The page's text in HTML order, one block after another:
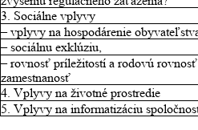
3. Sociálne vplyvy
– vplyvy na hospodárenie
– sociálnu exklúziu,
– rovnosť príležitostí a rodovú
zamestnanosť
4. Vplyvy na životné prostredie
5. Vplyvy na informatizáciu